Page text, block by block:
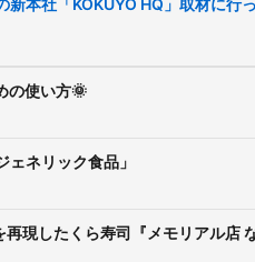
本社「KOKUYO HQ」取材に行っ
の使い方🌞
ネリック食品」
現したくら寿司『メモリアル店